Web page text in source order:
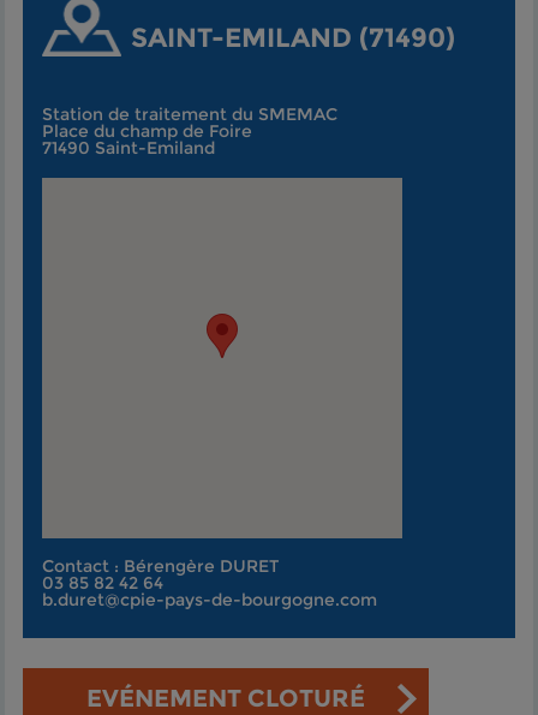
SAINT-EMILAND (71490)
Station de traitement du SMEMAC
Place du champ de Foire
71490 Saint-Emiland
Contact : Bérengère DURET
03 85 82 42 64
b.duret@cpie-pays-de-bourgogne.com
EVÉNEMENT CLOTURÉ